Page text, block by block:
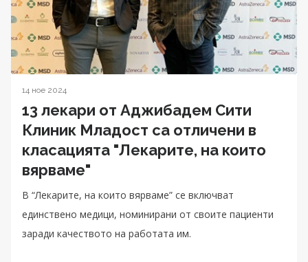
14 ное 2024
13 лекари от Аджибадем Сити
Клиник Младост са отличени в
класацията "Лекарите, на които
вярваме"
В “Лекарите, на които вярваме” се включват
единствено медици, номинирани от своите пациенти
заради качеството на работата им.